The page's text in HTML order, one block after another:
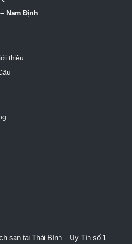
Nam Định
thiệu
sạn tại Thái Bình – Uy Tín số 1